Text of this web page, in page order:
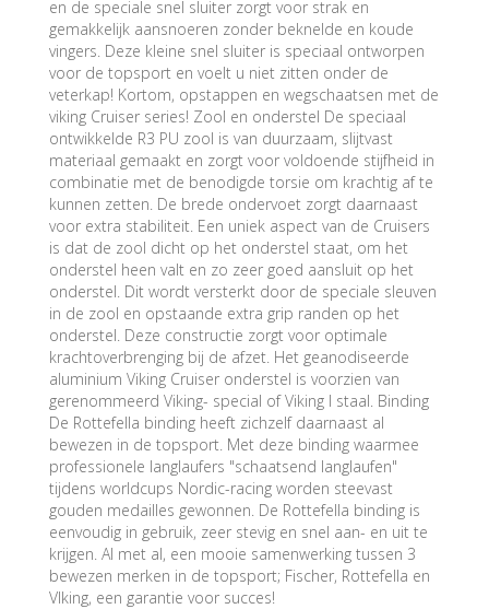
en de speciale snel sluiter zorgt voor strak en
gemakkelijk aansnoeren zonder beknelde en koude
vingers. Deze kleine snel sluiter is speciaal ontworpen
voor de topsport en voelt u niet zitten onder de
veterkap! Kortom, opstappen en wegschaatsen met de
viking Cruiser series! Zool en onderstel De speciaal
ontwikkelde R3 PU zool is van duurzaam, slijtvast
materiaal gemaakt en zorgt voor voldoende stijfheid in
combinatie met de benodigde torsie om krachtig af te
kunnen zetten. De brede ondervoet zorgt daarnaast
voor extra stabiliteit. Een uniek aspect van de Cruisers
is dat de zool dicht op het onderstel staat, om het
onderstel heen valt en zo zeer goed aansluit op het
onderstel. Dit wordt versterkt door de speciale sleuven
in de zool en opstaande extra grip randen op het
onderstel. Deze constructie zorgt voor optimale
krachtoverbrenging bij de afzet. Het geanodiseerde
aluminium Viking Cruiser onderstel is voorzien van
gerenommeerd Viking- special of Viking I staal. Binding
De Rottefella binding heeft zichzelf daarnaast al
bewezen in de topsport. Met deze binding waarmee
professionele langlaufers "schaatsend langlaufen"
tijdens worldcups Nordic-racing worden steevast
gouden medailles gewonnen. De Rottefella binding is
eenvoudig in gebruik, zeer stevig en snel aan- en uit te
krijgen. Al met al, een mooie samenwerking tussen 3
bewezen merken in de topsport; Fischer, Rottefella en
VIking, een garantie voor succes!